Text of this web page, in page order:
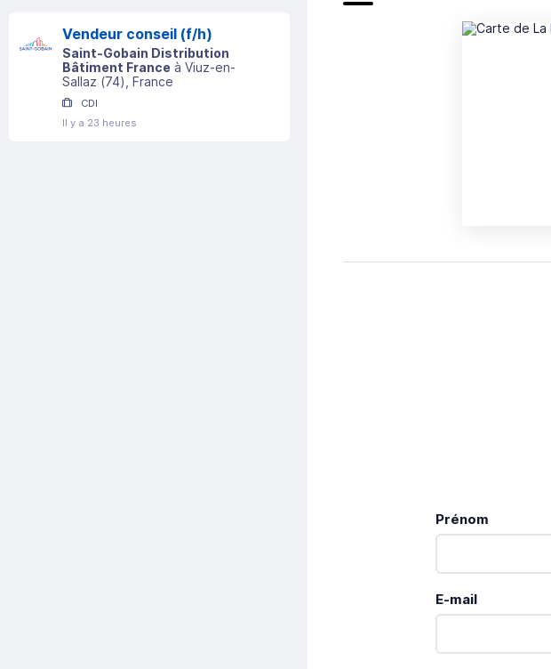
Vendeur conseil (f/h)
Saint-Gobain Distribution
Bâtiment France à Viuz-en-
Sallaz (74) , France
CDI
Il y a 23 heures
Prénom
E-mail